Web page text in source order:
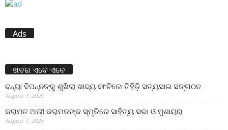
Ads
ଖବର ଏବେ ଏବେ
ବନ୍ୟା ବିପନ୍ନଙ୍କୁ ଶୁଖିଲା ଖାଦ୍ୟ ବାଂଟିଲେ ତିହିଡି଼ ସତ୍ୟସାଇ ସଙ୍ଗଠନ
August 7, 2026
କରାମତ ଅଲୀ କରାମତଙ୍କ ସ୍ମୃତିରେ ସାହିତ୍ୟ ସଭା ଓ ମୁଶାୟରା
August 7, 2026